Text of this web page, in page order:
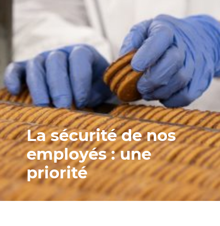
La sécurité de nos
employés : une
priorité